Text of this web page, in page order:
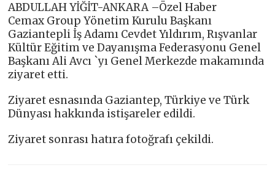
ABDULLAH YİĞİT-ANKARA –Özel Haber
Cemax Group Yönetim Kurulu Başkanı
Gaziantepli İş Adamı Cevdet Yıldırım, Rışvanlar
Kültür Eğitim ve Dayanışma Federasyonu Genel
Başkanı Ali Avcı `yı Genel Merkezde makamında
ziyaret etti.
Ziyaret esnasında Gaziantep, Türkiye ve Türk
Dünyası hakkında istişareler edildi.
Ziyaret sonrası hatıra fotoğrafı çekildi.